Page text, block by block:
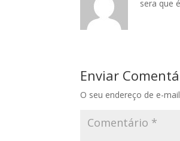
sera que
Enviar
O seu endereço de e-